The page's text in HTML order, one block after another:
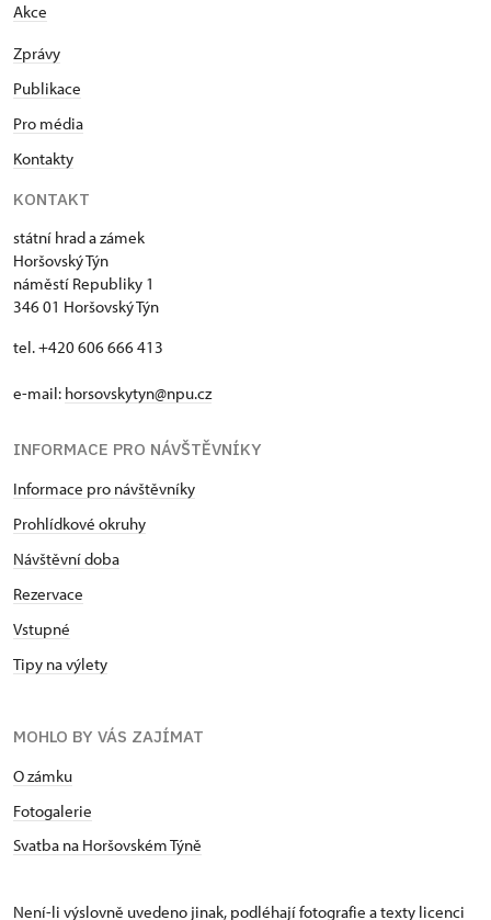
Akce
Zprávy
Publikace
Pro média
Kontakty
KONTAKT
státní hrad a zámek
Horšovský Týn
náměstí Republiky 1
346 01 Horšovský Týn
tel. +420 606 666 413
e-mail: horsovskytyn@npu.cz
INFORMACE PRO NÁVŠTĚVNÍKY
Informace pro návštěvníky
Prohlídkové okruhy
Návštěvní doba
Rezervace
Vstupné
Tipy na výlety
MOHLO BY VÁS ZAJÍMAT
O zámku
Fotogalerie
Svatba na Horšovském Týně
Není-li výslovně uvedeno jinak, podléhají fotografie a texty licenci